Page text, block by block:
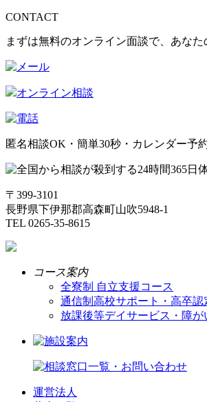
CONTACT
まずは無料のオンライン面談で、あな
オンライン相談
匿名相談OK・簡単30秒・カレンダー予
〒399-3101
長野県下伊那郡高森町山吹5948-1
TEL 0265-35-8615
コース案内
全寮制 自立支援コース
通信制高校サポート・高卒認
放課後等デイサービス・障が
運営法人